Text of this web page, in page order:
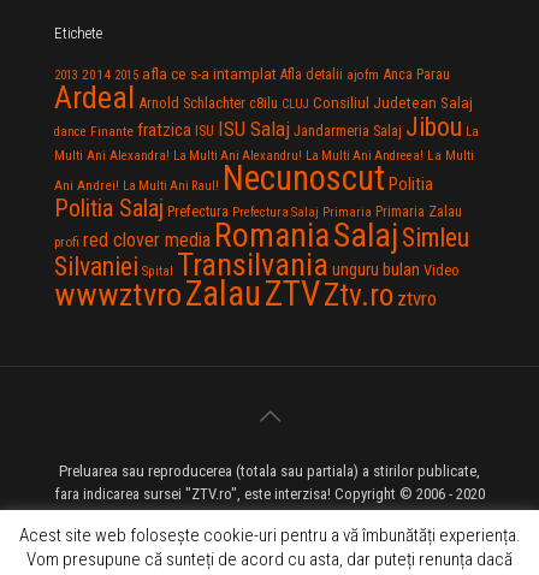
Etichete
2013 2014 2015 afla ce s-a intamplat Afla detalii ajofm Anca Parau
Ardeal Arnold Schlachter c8ilu CLUJ Consiliul Judetean Salaj
dance Finante fratzica ISU ISU Salaj Jandarmeria Salaj Jibou La
Multi Ani Alexandra! La Multi Ani Alexandru! La Multi Ani Andreea! La Multi
Ani Andrei! La Multi Ani Raul! Necunoscut Politia
Politia Salaj Prefectura Prefectura Salaj Primaria Primaria Zalau
profi red clover media RomaniaSalaj Simleu
Silvaniei Spital Transilvania unguru bulan Video
wwwztvroZalauZTVZtv.ro ztvro
Preluarea sau reproducerea (totala sau partiala) a stirilor publicate,
fara indicarea sursei "ZTV.ro", este interzisa! Copyright © 2006 - 2020
ZTV.ro - Televiziune pe Internet - Zalau TV
Acest site web folosește cookie-uri pentru a vă îmbunătăți experiența.
Vom presupune că sunteți de acord cu asta, dar puteți renunța dacă